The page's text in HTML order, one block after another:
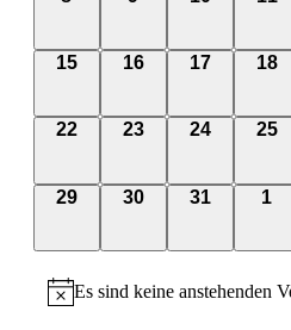
0
15
0
16
0
17
0
18
0
22
0
23
0
24
0
25
0
29
0
30
0
31
0
1
Es sind keine anstehenden